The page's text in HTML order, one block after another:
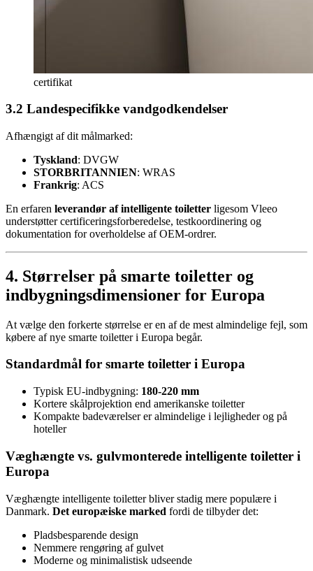
certifikat
3.2 Landespecifikke vandgodkendelser
Afhængigt af dit målmarked:
Tyskland: DVGW
STORBRITANNIEN: WRAS
Frankrig: ACS
En erfaren leverandør af intelligente toiletter ligesom Vleeo
understøtter certificeringsforberedelse, testkoordinering og
dokumentation for overholdelse af OEM-ordrer.
4. Størrelser på smarte toiletter og
indbygningsdimensioner for Europa
At vælge den forkerte størrelse er en af de mest almindelige fejl, som
købere af nye smarte toiletter i Europa begår.
Standardmål for smarte toiletter i Europa
Typisk EU-indbygning: 180-220 mm
Kortere skålprojektion end amerikanske toiletter
Kompakte badeværelser er almindelige i lejligheder og på
hoteller
Væghængte vs. gulvmonterede intelligente toiletter i
Europa
Væghængte intelligente toiletter bliver stadig mere populære i
Danmark. Det europæiske marked fordi de tilbyder det:
Pladsbesparende design
Nemmere rengøring af gulvet
Moderne og minimalistisk udseende